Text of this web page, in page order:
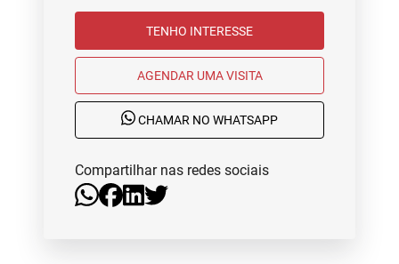
TENHO INTERESSE
AGENDAR UMA VISITA
CHAMAR NO WHATSAPP
Compartilhar nas redes sociais